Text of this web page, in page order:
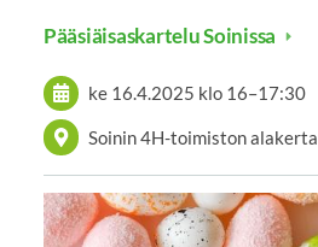
Pääsiäisaskartelu Soinissa
ke 16.4.2025 klo 16–17:30
Soinin 4H-toimiston alakerta